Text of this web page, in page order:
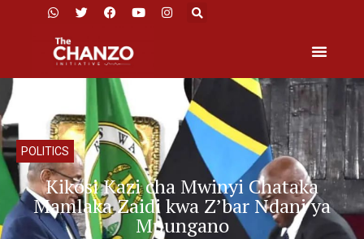
POLITICS
Kikosi Kazi cha Mwinyi Chataka
Mamlaka Zaidi kwa Z’bar Ndani ya
Muungano